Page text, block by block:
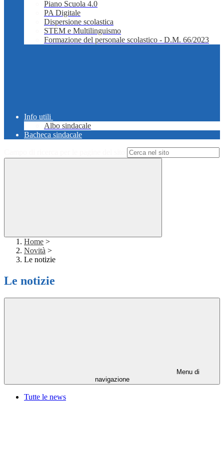
Piano Scuola 4.0
PA Digitale
Dispersione scolastica
STEM e Multilinguismo
Formazione del personale scolastico - D.M. 66/2023
Info utili
Albo sindacale
Bacheca sindacale
Home >
Novità >
Le notizie
Le notizie
Menu di
navigazione
Tutte le news